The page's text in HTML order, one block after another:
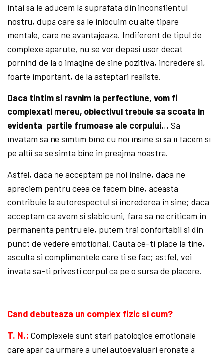
intai sa le aducem la suprafata din inconstientul
nostru, dupa care sa le inlocuim cu alte tipare
mentale, care ne avantajeaza. Indiferent de tipul de
complexe aparute, nu se vor depasi usor decat
pornind de la o imagine de sine pozitiva, incredere si,
foarte important, de la asteptari realiste.
Daca tintim si ravnim la perfectiune, vom fi
complexati mereu, obiectivul trebuie sa scoata in
evidenta partile frumoase ale corpului… Sa
invatam sa ne simtim bine cu noi insine si sa ii facem si
pe altii sa se simta bine in preajma noastra.
Astfel, daca ne acceptam pe noi insine, daca ne
apreciem pentru ceea ce facem bine, aceasta
contribuie la autorespectul si increderea in sine; daca
acceptam ca avem si slabiciuni, fara sa ne criticam in
permanenta pentru ele, putem trai confortabil si din
punct de vedere emotional. Cauta ce-ti place la tine,
asculta si complimentele care ti se fac; astfel, vei
invata sa-ti privesti corpul ca pe o sursa de placere.
Cand debuteaza un complex fizic si cum?
T. N.: Complexele sunt stari patologice emo­tio­nale
care apar ca urmare a unei autoevaluari eronate a